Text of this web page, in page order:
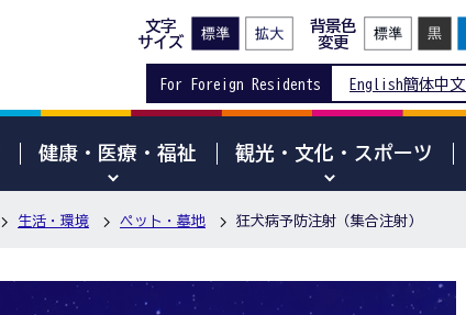
文字
サイズ
背景色
変更
For Foreign Residents English簡体中文
健康・医療・福祉 観光・文化・スポーツ
生活・環境 ペット・墓地 狂犬病予防注射（集合注射）